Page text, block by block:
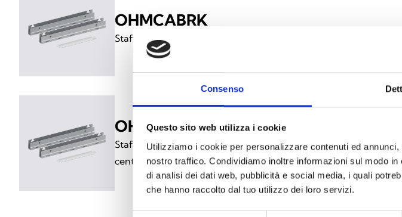
Consenso
Questo sito web utilizza i cookie
Utilizziamo i cookie per personalizzare contenuti ed
nostro traffico. Condividiamo inoltre informazioni sul modo
di analisi dei dati web, pubblicità e social media, i quali
che hanno raccolto dal tuo utilizzo dei loro servizi.
OHMCABRK
Staffe per fissaggio rack 19” per centrale Harper Manager
OHMCABSP
Staffe distanziali con passaggio cavi per fissaggio a muro per
centrale Harper Manager